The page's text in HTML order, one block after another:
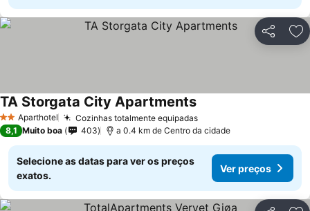
Partilhar
2 EstrelasAparthotel Cozinhas totalmente equipadas
TA Storgata City Apartments
8,1 Muito boa 403 a 0.4 km de Centro da cidade
Selecione as datas para ver os preços
exatos.
Ver preços